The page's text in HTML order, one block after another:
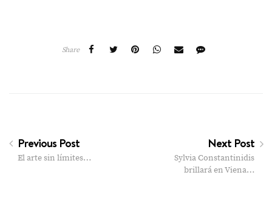
Share
Previous Post
El arte sin límites…
Next Post
Sylvia Constantinidis
brillará en Viena…